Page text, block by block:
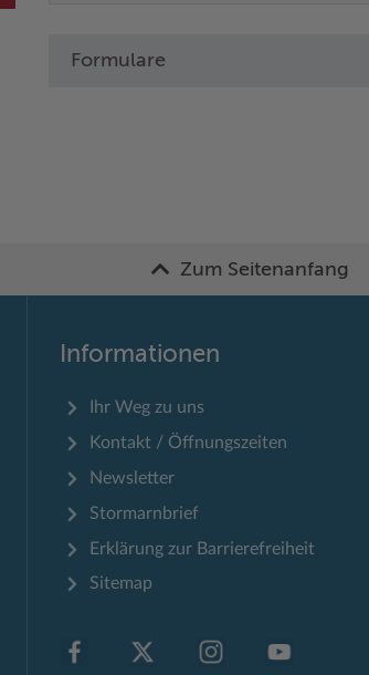
Formulare
Zum Seitenanfang
Informationen
Ihr Weg zu uns
Kontakt / Öffnungszeiten
Newsletter
Stormarnbrief
Erklärung zur Barrierefreiheit
Sitemap